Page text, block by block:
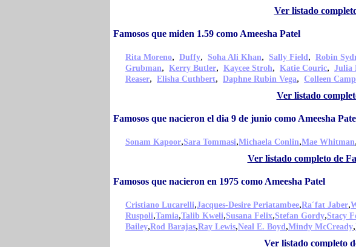
Ver listado
Famosos que miden 1.59 como Ameesha Patel
Rita Moreno, Duffy, Soha Ali Khan, Sally Field, Robin
Grubman, Kerry Butler, Kaycee Stroh, Katie Couric, Julia
Reaser, Elisha Cuthbert, Daphne Rubin Vega, Colleen Camp
Ver listado
Famosos que nacieron el dia 9 de junio como Ameesha
Sonam Kapoor,Sara Tommasi,Michaela Conlin,Mae Whitman,
Ver listado completo de
Famosos que nacieron en 1975 como Ameesha Patel
Cristiano Lucarelli,Jacques-Desire Periatambee,Ra´fat Jaber,
Ruspoli,Tamia,Talib Kweli,Susana Felix,Stefan Gordy,Stacy
Bailey,Rod Barajas,Ray Lewis,Neal E. Boyd,Mindy McCready,
Ver listado completo